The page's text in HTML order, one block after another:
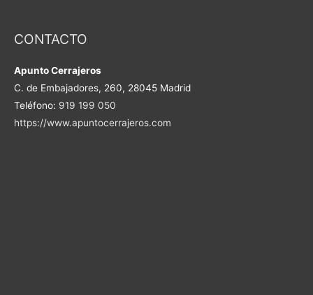
CONTACTO
Apunto Cerrajeros
C. de Embajadores, 260, 28045 Madrid
Teléfono: 919 199 050
https://www.apuntocerrajeros.com